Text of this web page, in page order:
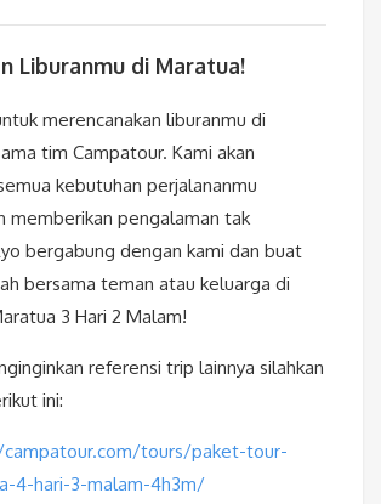
Liburanmu di Maratua!
merencanakan liburanmu di
tim Campatour. Kami akan
kebutuhan perjalananmu
memberikan pengalaman tak
bergabung dengan kami dan buat
bersama teman atau keluarga di
3 Hari 2 Malam!
referensi trip lainnya silahkan
ini:
tours/paket-tour-
4-hari-3-malam-4h3m/